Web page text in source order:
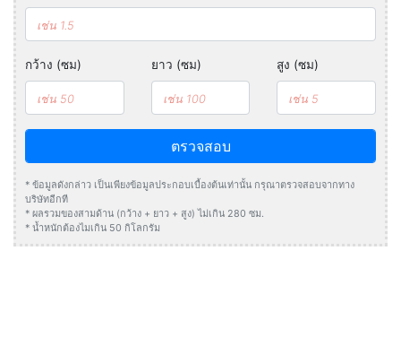
กว้าง (ซม) ยาว (ซม) สูง (ซม)
ตรวจสอบ
* ข้อมูลดังกล่าว เป็นเพียงข้อมูลประกอบเบื้องต้นเท่านั้น กรุณาตรวจสอบจากทาง
บริษัทอีกที
* ผลรวมของสามด้าน (กว้าง + ยาว + สูง) ไม่เกิน 280 ซม.
* น้ำหนักต้องไมเกิน 50 กิโลกรัม